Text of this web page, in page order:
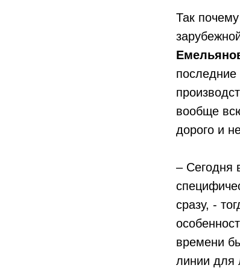
Так
вообще
дорого и
– Сегодня
сразу, -
времени
линии для